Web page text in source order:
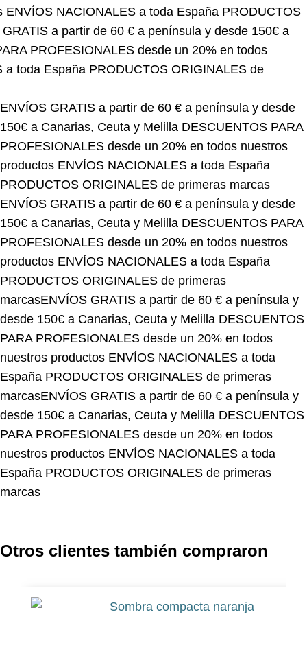
de primeras marcasENVÍOS GRATIS a partir
y MelillaDESCUENTOS PARA PROFESIONALES
NACIONALES a toda España PRODUCTOS
150€ a Canarias, Ceuta y MelillaDESCUENTOS PARA
PROFESIONALES desde un 20% en todos nuestros
productosENVÍOS NACIONALES a toda España
PRODUCTOS ORIGINALES de primeras marcas
ENVÍOS GRATIS a partir de 60 € a península y desde
150€ a Canarias, Ceuta y MelillaDESCUENTOS PARA
PROFESIONALES desde un 20% en todos nuestros
productosENVÍOS NACIONALES a toda España
PRODUCTOS ORIGINALES de primeras
marcasENVÍOS GRATIS a partir de 60 € a península y
desde 150€ a Canarias, Ceuta y Melilla DESCUENTOS
PARA PROFESIONALES desde un 20% en todos
nuestros productosENVÍOS NACIONALES a toda
EspañaPRODUCTOS ORIGINALES de primeras
marcasENVÍOS GRATIS a partir de 60 € a península y
desde 150€ a Canarias, Ceuta y Melilla DESCUENTOS
PARA PROFESIONALES desde un 20% en todos
nuestros productosENVÍOS NACIONALES a toda
EspañaPRODUCTOS ORIGINALES de primeras
marcas